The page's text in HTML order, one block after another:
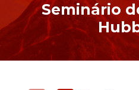
Seminário